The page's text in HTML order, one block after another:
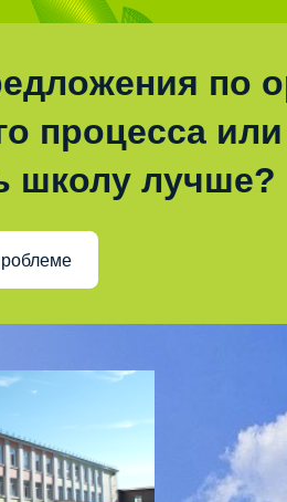
по
процесса или
школу лучше?
Лицей